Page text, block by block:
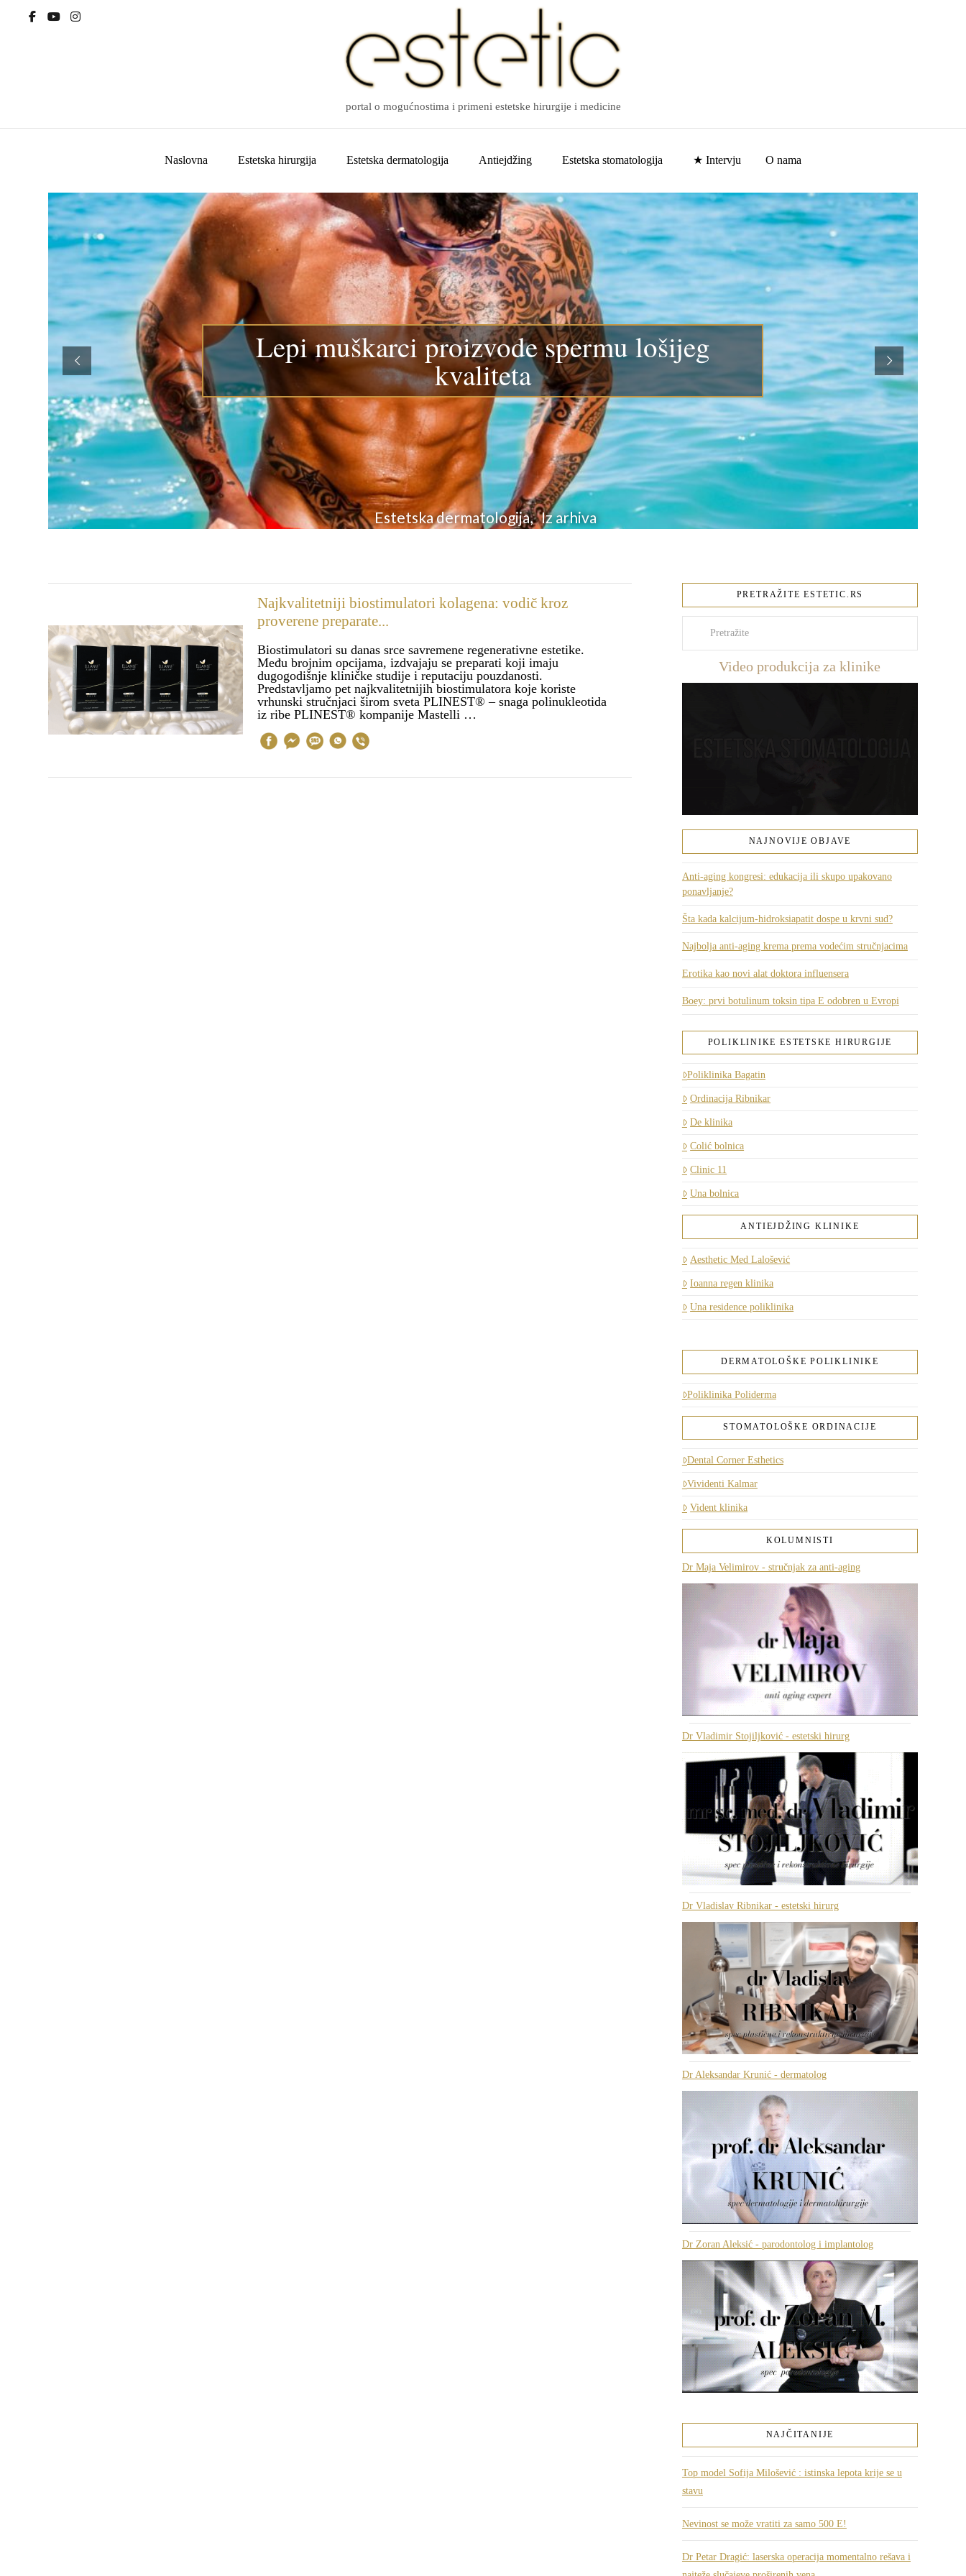
portal o mogućnostima i primeni estetske hirurgije i medicine
Naslovna Estetska hirurgija Estetska dermatologija Antiejdžing Estetska stomatologija ★ Intervju O nama
Lepi muškarci proizvode spermu lošijeg
kvaliteta
Estetska dermatologija, Iz arhiva
Najkvalitetniji biostimulatori kolagena: vodič kroz
proverene preparate...
Biostimulatori su danas srce savremene regenerativne estetike.
Među brojnim opcijama, izdvajaju se preparati koji imaju
dugogodišnje kliničke studije i reputaciju pouzdanosti.
Predstavljamo pet najkvalitetnijih biostimulatora koje koriste
vrhunski stručnjaci širom sveta PLINEST® – snaga polinukleotida
iz ribe PLINEST® kompanije Mastelli …
PRETRAŽITE ESTETIC.RS
Video produkcija za klinike
NAJNOVIJE OBJAVE
Anti-aging kongresi: edukacija ili skupo upakovano
ponavljanje?
Šta kada kalcijum-hidroksiapatit dospe u krvni sud?
Najbolja anti-aging krema prema vodećim stručnjacima
Erotika kao novi alat doktora influensera
Boey: prvi botulinum toksin tipa E odobren u Evropi
POLIKLINIKE ESTETSKE HIRURGIJE
Poliklinika Bagatin
Ordinacija Ribnikar
De klinika
Colić bolnica
Clinic 11
Una bolnica
ANTIEJDŽING KLINIKE
Aesthetic Med Lalošević
Ioanna regen klinika
Una residence poliklinika
DERMATOLOŠKE POLIKLINIKE
Poliklinika Poliderma
STOMATOLOŠKE ORDINACIJE
Dental Corner Esthetics
Vividenti Kalmar
Vident klinika
KOLUMNISTI
Dr Maja Velimirov - stručnjak za anti-aging
Dr Vladimir Stojiljković - estetski hirurg
Dr Vladislav Ribnikar - estetski hirurg
Dr Aleksandar Krunić - dermatolog
Dr Zoran Aleksić - parodontolog i implantolog
NAJČITANIJE
Top model Sofija Milošević : istinska lepota krije se u
stavu
Nevinost se može vratiti za samo 500 E!
Dr Petar Dragić: laserska operacija momentalno rešava i